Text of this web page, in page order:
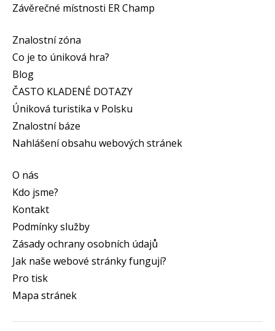
Závěrečné místnosti ER Champ
Znalostní zóna
Co je to úniková hra?
Blog
ČASTO KLADENÉ DOTAZY
Úniková turistika v Polsku
Znalostní báze
Nahlášení obsahu webových stránek
O nás
Kdo jsme?
Kontakt
Podmínky služby
Zásady ochrany osobních údajů
Jak naše webové stránky fungují?
Pro tisk
Mapa stránek